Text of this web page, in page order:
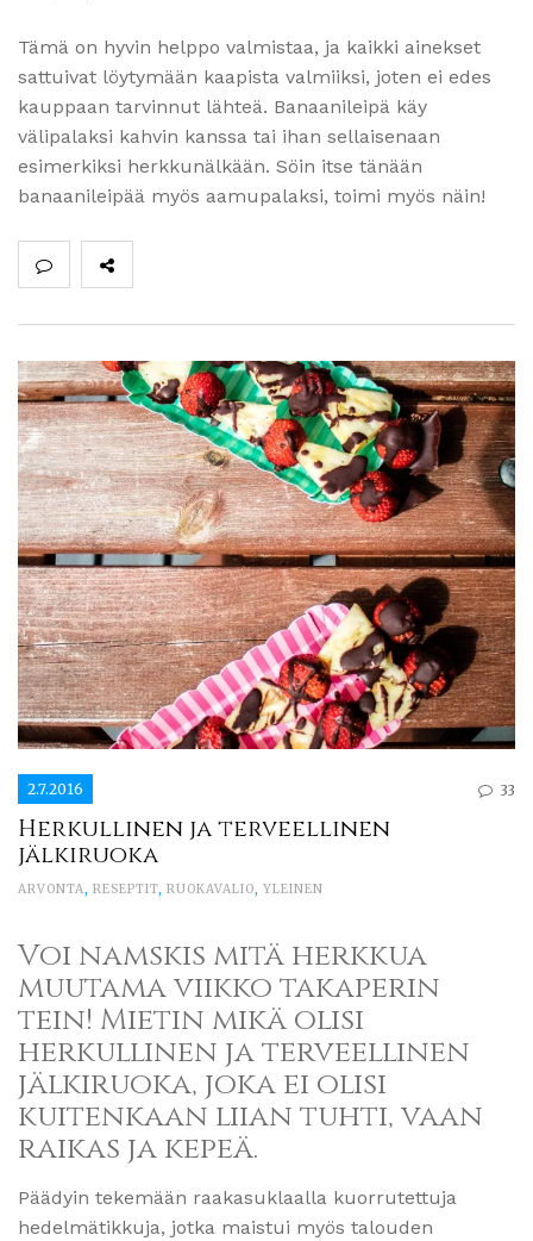
Tämä on hyvin helppo valmistaa, ja kaikki ainekset
sattuivat löytymään kaapista valmiiksi, joten ei edes
kauppaan tarvinnut lähteä. Banaanileipä käy
välipalaksi kahvin kanssa tai ihan sellaisenaan
esimerkiksi herkkunälkään. Söin itse tänään
banaanileipää myös aamupalaksi, toimi myös näin!
2.7.2016 33
Herkullinen ja terveellinen
jälkiruoka
ARVONTA, RESEPTIT, RUOKAVALIO, YLEINEN
Voi namskis mitä herkkua
muutama viikko takaperin
tein! Mietin mikä olisi
herkullinen ja terveellinen
jälkiruoka, joka ei olisi
kuitenkaan liian tuhti, vaan
raikas ja kepeä.
Päädyin tekemään raakasuklaalla kuorrutettuja
hedelmätikkuja, jotka maistui myös talouden